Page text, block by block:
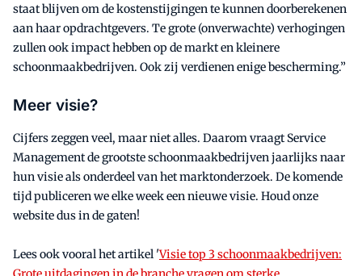
staat blijven om de kostenstijgingen te kunnen doorberekenen
aan haar opdrachtgevers. Te grote (onverwachte) verhogingen
zullen ook impact hebben op de markt en kleinere
schoonmaakbedrijven. Ook zij verdienen enige bescherming.”
Meer visie?
Cijfers zeggen veel, maar niet alles. Daarom vraagt Service
Management de grootste schoonmaakbedrijven jaarlijks naar
hun visie als onderdeel van het marktonderzoek. De komende
tijd publiceren we elke week een nieuwe visie. Houd onze
website dus in de gaten!
Lees ook vooral het artikel 'Visie top 3 schoonmaakbedrijven: